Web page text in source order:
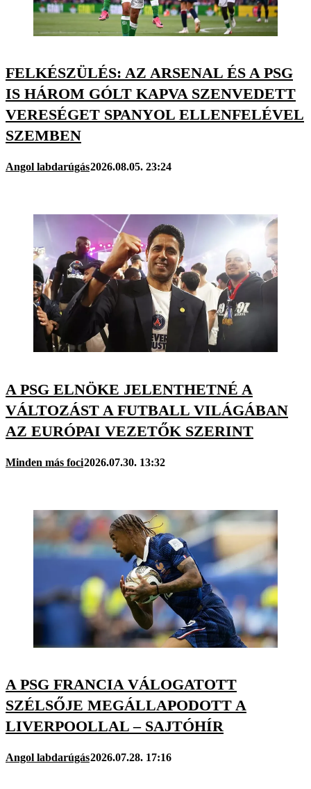
FELKÉSZÜLÉS: AZ ARSENAL ÉS A PSG
IS HÁROM GÓLT KAPVA SZENVEDETT
VERESÉGET SPANYOL ELLENFELÉVEL
SZEMBEN
Angol labdarúgás2026.08.05. 23:24
A PSG ELNÖKE JELENTHETNÉ A
VÁLTOZÁST A FUTBALL VILÁGÁBAN
AZ EURÓPAI VEZETŐK SZERINT
Minden más foci2026.07.30. 13:32
A PSG FRANCIA VÁLOGATOTT
SZÉLSŐJE MEGÁLLAPODOTT A
LIVERPOOLLAL – SAJTÓHÍR
Angol labdarúgás2026.07.28. 17:16